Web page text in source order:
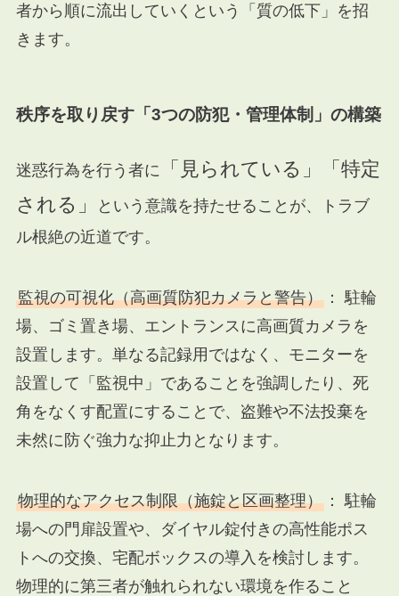
者から順に流出していくという「質の低下」を招
きます。
秩序を取り戻す「3つの防犯・管理体制」の構築
迷惑行為を行う者に
「見られている」「特定
される」
という意識を持たせることが、トラブ
ル根絶の近道です。
監視の可視化（高画質防犯カメラと警告）： 駐輪
場、ゴミ置き場、エントランスに高画質カメラを
設置します。単なる記録用ではなく、モニターを
設置して「監視中」であることを強調したり、死
角をなくす配置にすることで、盗難や不法投棄を
未然に防ぐ強力な抑止力となります。
物理的なアクセス制限（施錠と区画整理）： 駐輪
場への門扉設置や、ダイヤル錠付きの高性能ポス
トへの交換、宅配ボックスの導入を検討します。
物理的に第三者が触れられない環境を作ること